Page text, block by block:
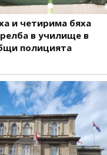
и четирима бяха
в училище в
полицията